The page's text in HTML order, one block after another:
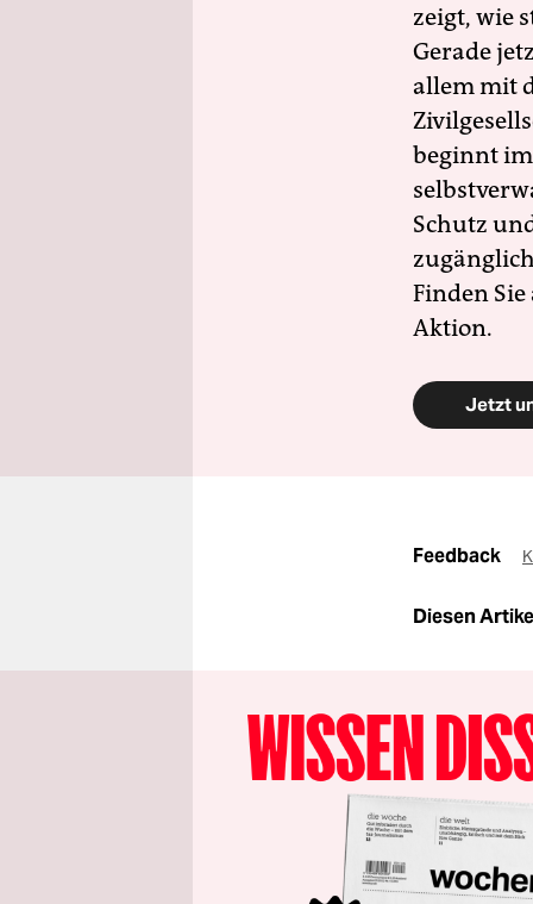
zeigt, wie
Gerade
allem mit
beginnt
Schutz
Finden
Aktion.
Jetzt
Feedback
Diesen